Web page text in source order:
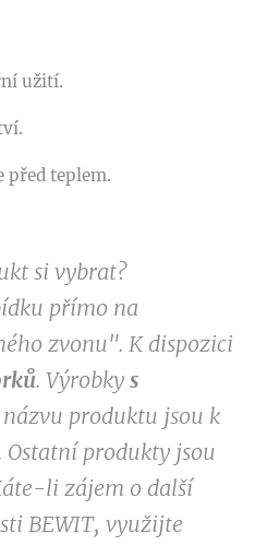
užití.
před teplem.
si vybrat?
přímo na
zvonu". K dispozici
. Výrobky s
názvu produktu jsou k
Ostatní produkty jsou
li zájem o další
BEWIT, využijte